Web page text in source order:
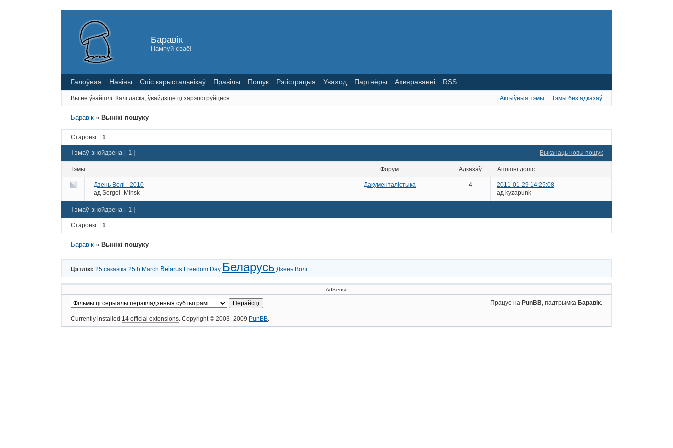
Баравік
Пампуй сваё!
Галоўная Навіны Спіс карыстальнікаў Правілы Пошук Рэгістрацыя Уваход Партнёры Ахвяраванні RSS
Вы не ўвайшлі. Калі ласка, ўвайдзіце ці зарэгіструйцеся. Актыўныя тэмы Тэмы без адказаў
Баравік » Вынікі пошуку
Старонкі 1
Выканаць новы пошук
Тэмаў знойдзена [ 1 ]
Тэмы Форум адказаў апошні допіс
Дзень Волі - 2010
ад Sergei_Minsk
Дакументалістыка 4
2011-01-29 14:25:08
ад kyzapunk
Тэмаў знойдзена [ 1 ]
Старонкі 1
Баравік » Вынікі пошуку
Цэтлікі: 25 сакавіка 25th March Belarus Freedom Day Беларусь Дзень Волі
AdSense
Працуе на PunBB, падтрымка Баравік.
Currently installed 14 official extensions. Copyright © 2003–2009 PunBB.